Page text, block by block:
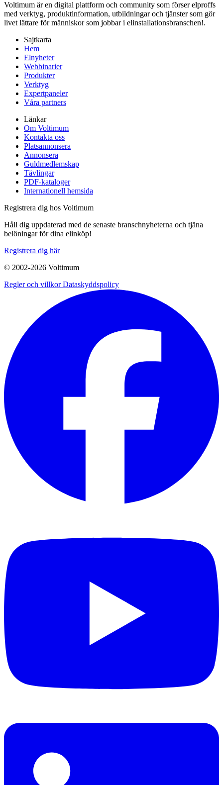
Voltimum är en digital plattform och community som förser elproffs
med verktyg, produktinformation, utbildningar och tjänster som gör
livet lättare för människor som jobbar i elinstallationsbranschen!.
Sajtkarta
Hem
Elnyheter
Webbinarier
Produkter
Verktyg
Expertpaneler
Våra partners
Länkar
Om Voltimum
Kontakta oss
Platsannonsera
Annonsera
Guldmedlemskap
Tävlingar
PDF-kataloger
Internationell hemsida
Registrera dig hos Voltimum
Håll dig uppdaterad med de senaste branschnyheterna och tjäna
belöningar för dina elinköp!
Registrera dig här
© 2002-2026 Voltimum
Regler och villkorDataskyddspolicy